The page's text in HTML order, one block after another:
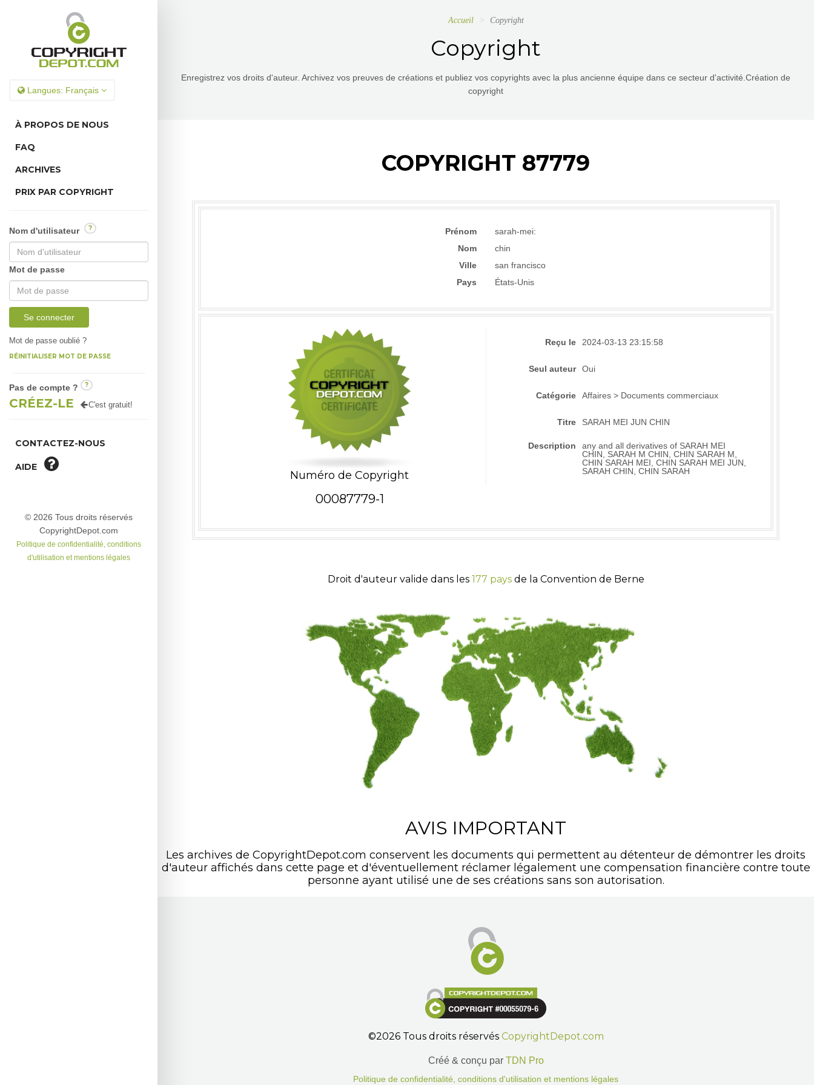
Langues: Français
À PROPOS DE NOUS
FAQ
ARCHIVES
PRIX PAR COPYRIGHT
Nom d'utilisateur ?
Mot de passe
Se connecter
Mot de passe oublié ?
RÉINITIALISER MOT DE PASSE
Pas de compte ? ?
CRÉEZ-LE C'est gratuit!
CONTACTEZ-NOUS
AIDE
© 2026 Tous droits réservés
CopyrightDepot.com
Politique de confidentialité, conditions
d'utilisation et mentions légales
Accueil Copyright
Copyright
Enregistrez vos droits d'auteur. Archivez vos preuves de créations et publiez vos copyrights avec la plus ancienne équipe dans ce secteur d'activité.Création de
copyright
COPYRIGHT 87779
Prénom
sarah-mei:
Nom
chin
Ville
san francisco
Pays
États-Unis
Numéro de Copyright
00087779-1
Reçu le 2024-03-13 23:15:58
Seul auteur Oui
Catégorie Affaires > Documents commerciaux
Titre SARAH MEI JUN CHIN
Description
any and all derivatives of SARAH MEI
CHIN, SARAH M CHIN, CHIN SARAH M,
CHIN SARAH MEI, CHIN SARAH MEI JUN,
SARAH CHIN, CHIN SARAH
Droit d'auteur valide dans les 177 paysde la Convention de Berne
AVIS IMPORTANT
Les archives de CopyrightDepot.com conservent les documents qui permettent au détenteur de démontrer les droits
d'auteur affichés dans cette page et d'éventuellement réclamer légalement une compensation financière contre toute
personne ayant utilisé une de ses créations sans son autorisation.
©2026 Tous droits réservés CopyrightDepot.com
Créé & conçu par TDN Pro
Politique de confidentialité, conditions d'utilisation et mentions légales